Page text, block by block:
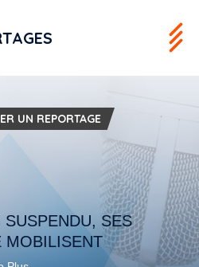
UN REPORTAGE
SUSPENDU, SES
MOBILISENT